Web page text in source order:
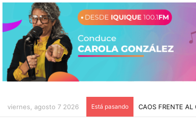
viernes, agosto 7 2026 Está pasando CHILE Y